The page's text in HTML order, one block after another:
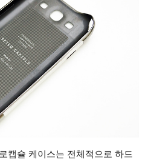
캡슐 케이스는 전체적으로 하드